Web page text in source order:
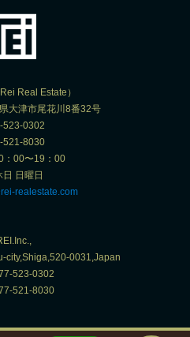
Real Estate）
大津市尾花川8番32号
523-0302
521-8030
：00〜19：00
日 日曜日
realestate.com
city,Shiga,520-0031,Japan
523-0302
521-8030